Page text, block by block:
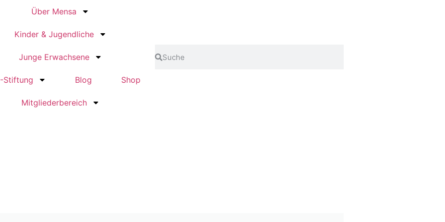
Über Mensa
Kinder & Jugendliche
Junge Erwachsene
Stiftung Blog Shop
Mitgliederbereich